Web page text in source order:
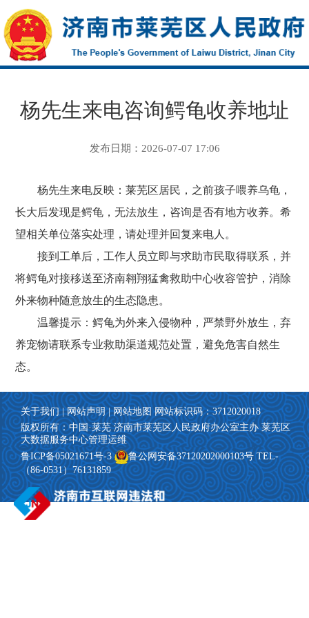
杨先生来电咨询鳄龟收养地址
发布日期：2026-07-07 17:06
杨先生来电反映：莱芜区居民，之前孩子喂养乌龟，
长大后发现是鳄龟，无法放生，咨询是否有地方收养。希
望相关单位落实处理，请处理并回复来电人。
接到工单后，工作人员立即与求助市民取得联系，并
将鳄龟对接移送至济南翱翔猛禽救助中心收容管护，消除
外来物种随意放生的生态隐患。
温馨提示：鳄龟为外来入侵物种，严禁野外放生，弃
养宠物请联系专业救助渠道规范处置，避免危害自然生
态。
关于我们|网站声明|网站地图 网站标识码：3712020018
版权所有：中国·莱芜 济南市莱芜区人民政府办公室主办莱芜区
大数据服务中心管理运维
鲁ICP备05021671号-3
鲁公网安备37120202000103号 TEL-
（86-0531）76131859